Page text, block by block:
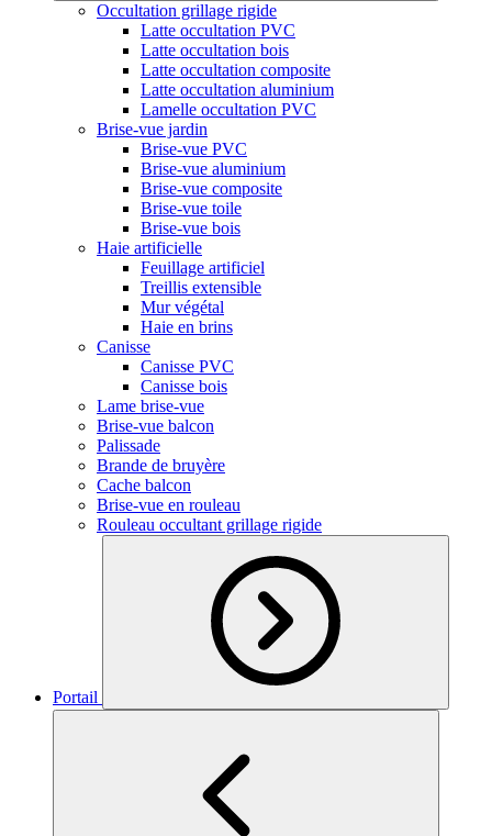
Occultation grillage rigide
Latte occultation PVC
Latte occultation bois
Latte occultation composite
Latte occultation aluminium
Lamelle occultation PVC
Brise-vue jardin
Brise-vue PVC
Brise-vue aluminium
Brise-vue composite
Brise-vue toile
Brise-vue bois
Haie artificielle
Feuillage artificiel
Treillis extensible
Mur végétal
Haie en brins
Canisse
Canisse PVC
Canisse bois
Lame brise-vue
Brise-vue balcon
Palissade
Brande de bruyère
Cache balcon
Brise-vue en rouleau
Rouleau occultant grillage rigide
Portail